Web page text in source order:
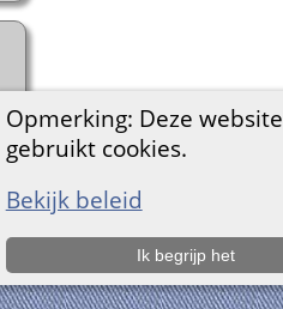
Opmerking: Deze website
gebruikt cookies.
Bekijk beleid
Ik begrijp het
2026.